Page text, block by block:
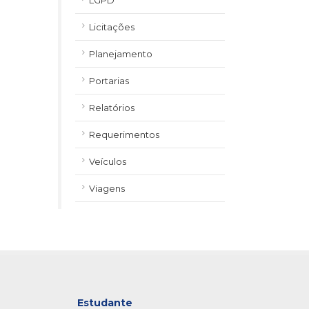
Licitações
Planejamento
Portarias
Relatórios
Requerimentos
Veículos
Viagens
Estudante